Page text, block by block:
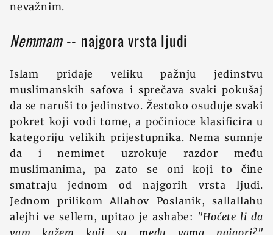
nevažnim.
Nemmam-- najgora vrsta ljudi
Islam pridaje veliku pažnju jedinstvu
muslimanskih safova i sprečava svaki pokušaj
da se naruši to jedinstvo. Žestoko osuđuje svaki
pokret koji vodi tome, a počinioce klasificira u
kategoriju velikih prijestupnika. Nema sumnje
da i nemimet uzrokuje razdor među
muslimanima, pa zato se oni koji to čine
smatraju jednom od najgorih vrsta ljudi.
Jednom prilikom Allahov Poslanik, sallallahu
alejhi ve sellem, upitao je ashabe: "Hoćete li da
vam kažem koji su među vama najgori?"